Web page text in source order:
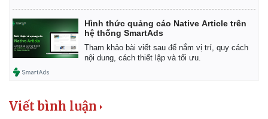
Hình thức quảng cáo Native Article trên
hệ thống SmartAds
Tham khảo bài viết sau để nắm vị trí, quy cách
nội dung, cách thiết lập và tối ưu.
Viết bình luận